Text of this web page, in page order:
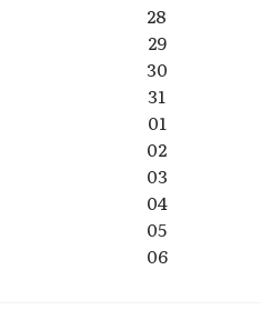
28
29
30
31
01
02
03
04
05
06